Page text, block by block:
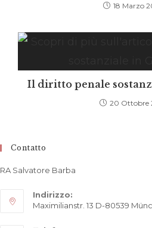
18 Marzo
Il diritto penale
20 Ottobre
Contatto
RA Salvatore Barba
Indirizzo:
Maximilianstr. 13 D-80539